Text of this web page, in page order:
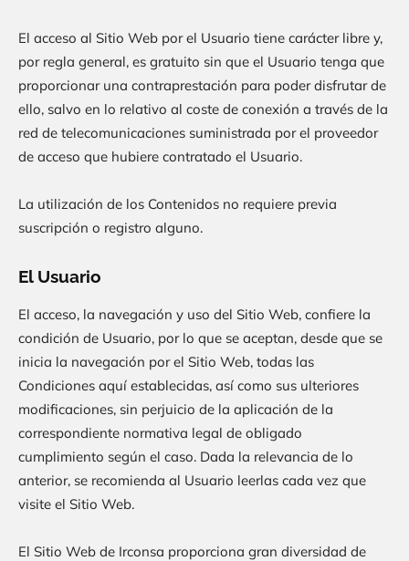
El acceso al Sitio Web por el Usuario tiene carácter libre y,
por regla general, es gratuito sin que el Usuario tenga que
proporcionar una contraprestación para poder disfrutar de
ello, salvo en lo relativo al coste de conexión a través de la
red de telecomunicaciones suministrada por el proveedor
de acceso que hubiere contratado el Usuario.
La utilización de los Contenidos no requiere previa
suscripción o registro alguno.
El Usuario
El acceso, la navegación y uso del Sitio Web, confiere la
condición de Usuario, por lo que se aceptan, desde que se
inicia la navegación por el Sitio Web, todas las
Condiciones aquí establecidas, así como sus ulteriores
modificaciones, sin perjuicio de la aplicación de la
correspondiente normativa legal de obligado
cumplimiento según el caso. Dada la relevancia de lo
anterior, se recomienda al Usuario leerlas cada vez que
visite el Sitio Web.
El Sitio Web de Irconsa proporciona gran diversidad de